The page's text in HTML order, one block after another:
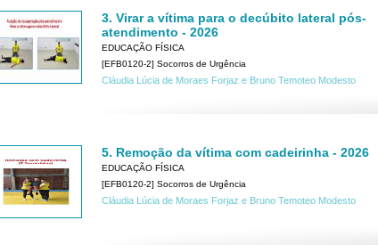
3. Virar a vítima para o decúbito lateral pós-
atendimento - 2026
EDUCAÇÃO FÍSICA
[EFB0120-2] Socorros de Urgência
Cláudia Lúcia de Moraes Forjaz e Bruno Temoteo Modesto
5. Remoção da vítima com cadeirinha - 2026
EDUCAÇÃO FÍSICA
[EFB0120-2] Socorros de Urgência
Cláudia Lúcia de Moraes Forjaz e Bruno Temoteo Modesto